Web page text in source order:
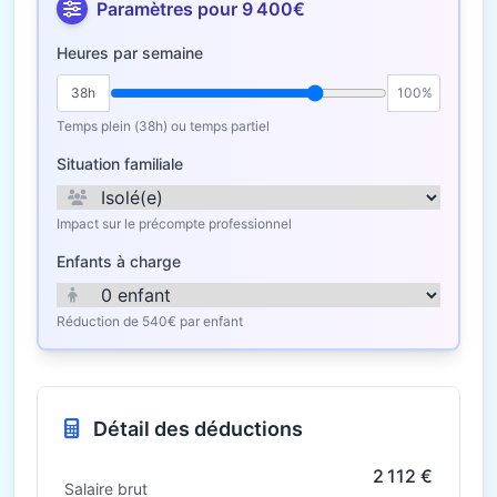
Paramètres pour 9 400€
Heures par semaine
38h
100%
Temps plein (38h) ou temps partiel
Situation familiale
Impact sur le précompte professionnel
Enfants à charge
Réduction de 540€ par enfant
Détail des déductions
Salaire brut
2 112 €